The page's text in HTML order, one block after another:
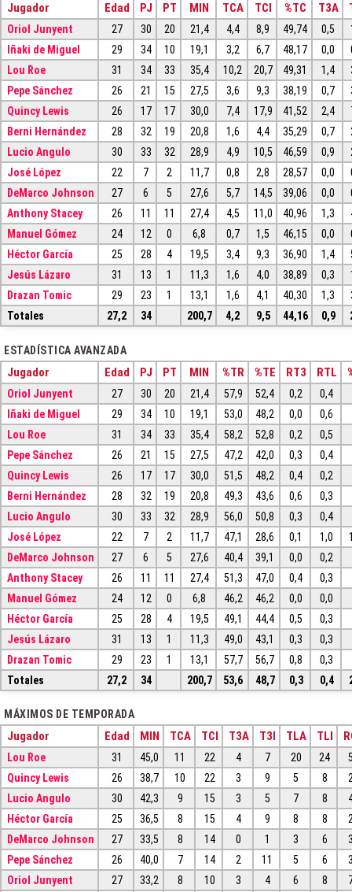
Jugador Edad PJ PT MIN TCA TCI %TC T3A
Oriol Junyent 27 30 20 21,4 4,4 8,9 49,74 0,5
Iñaki de Miguel
29 34 10 19,1 3,2 6,7 48,17 0,0
Lou Roe
31 34 33 35,4 10,2 20,7 49,31 1,4
Pepe Sánchez
26 21 15 27,5 3,6 9,3 38,19 0,7
Quincy Lewis
26 17 17 30,0 7,4 17,9 41,52 2,4
Berni Hernández
28 32 19 20,8 1,6 4,4 35,29 0,7
Lucio Angulo
30 33 32 28,9 4,9 10,5 46,59 0,9
José López
22 7 2 11,7 0,8 2,8 28,57 0,0
DeMarco Johnson
27 6 5 27,6 5,7 14,5 39,06 0,0
Anthony Stacey
26 11 11 27,4 4,5 11,0 40,96 1,3
Manuel Gómez
24 12 0 6,8 0,7 1,5 46,15 0,0
Héctor García
25 28 4 19,5 3,4 9,3 36,90 1,4
Jesús Lázaro
31 13 1 11,3 1,6 4,0 38,89 0,3
Drazan Tomic
29 23 1 13,1 1,6 4,1 40,30 1,3
Totales
27,2 34 200,7 4,2 9,5 44,16 0,9
ESTADÍSTICA AVANZADA
Jugador Edad PJ PT MIN %TR %TE RT3 RTL
Oriol Junyent 27 30 20 21,4 57,9 52,4 0,2 0,4
Iñaki de Miguel
29 34 10 19,1 53,0 48,2 0,0 0,6
Lou Roe
31 34 33 35,4 58,2 52,8 0,2 0,5
Pepe Sánchez
26 21 15 27,5 47,2 42,0 0,3 0,4
Quincy Lewis
26 17 17 30,0 51,5 48,2 0,4 0,2
Berni Hernández
28 32 19 20,8 49,3 43,6 0,6 0,3
Lucio Angulo
30 33 32 28,9 56,0 50,8 0,3 0,4
José López
22 7 2 11,7 47,1 28,6 0,1 1,0
DeMarco Johnson
27 6 5 27,6 40,4 39,1 0,0 0,2
Anthony Stacey
26 11 11 27,4 51,3 47,0 0,4 0,3
Manuel Gómez
24 12 0 6,8 46,2 46,2 0,0 0,0
Héctor García
25 28 4 19,5 49,1 44,4 0,5 0,3
Jesús Lázaro
31 13 1 11,3 49,0 43,1 0,3 0,3
Drazan Tomic
29 23 1 13,1 57,7 56,7 0,8 0,3
Totales
27,2 34 200,7 53,6 48,7 0,3 0,4
MÁXIMOS DE TEMPORADA
Jugador Edad MIN TCA TCI T3A T3I TLA TLI
Lou Roe 31 45,0 11 22 4 7 20 24
Quincy Lewis
26 38,7 10 22 3 9 5 8
Lucio Angulo
30 42,3 9 15 3 5 7 8
Héctor García
25 36,5 8 15 4 9 8 8
DeMarco Johnson
27 33,5 8 14 0 1 3 6
Pepe Sánchez
26 40,0 7 14 2 11 5 6
Oriol Junyent
27 33,2 8 10 3 4 6 8